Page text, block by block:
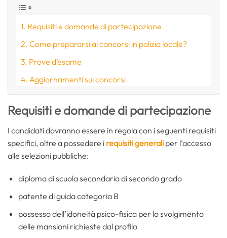
Requisiti e domande di partecipazione
Come prepararsi ai concorsi in polizia locale?
Prove d’esame
Aggiornamenti sui concorsi
Requisiti e domande di partecipazione
I candidati dovranno essere in regola con i seguenti requisiti
specifici, oltre a possedere i requisiti generali per l’accesso
alle selezioni pubbliche:
diploma di scuola secondaria di secondo grado
patente di guida categoria B
possesso dell’idoneità psico-fisica per lo svolgimento
delle mansioni richieste dal profilo